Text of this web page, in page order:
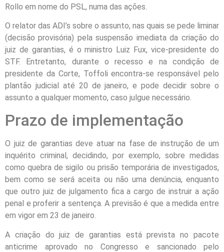
Rollo em nome do PSL, numa das ações.
O relator das ADI’s sobre o assunto, nas quais se pede liminar
(decisão provisória) pela suspensão imediata da criação do
juiz de garantias, é o ministro Luiz Fux, vice-presidente do
STF. Entretanto, durante o recesso e na condição de
presidente da Corte, Toffoli encontra-se responsável pelo
plantão judicial até 20 de janeiro, e pode decidir sobre o
assunto a qualquer momento, caso julgue necessário.
Prazo de implementação
O juiz de garantias deve atuar na fase de instrução de um
inquérito criminal, decidindo, por exemplo, sobre medidas
como quebra de sigilo ou prisão temporária de investigados,
bem como se será aceita ou não uma denúncia, enquanto
que outro juiz de julgamento fica a cargo de instruir a ação
penal e proferir a sentença. A previsão é que a medida entre
em vigor em 23 de janeiro.
A criação do juiz de garantias está prevista no pacote
anticrime aprovado no Congresso e sancionado pelo